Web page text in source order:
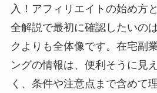
入！アフィリエイトの始め方
全解説で最初に確認したいの
クよりも全体像です。在宅副
ングの情報は、便利そうに見
く、条件や注意点まで含めて